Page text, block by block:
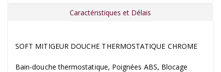
Caractéristiques et Délais
SOFT MITIGEUR DOUCHE THERMOSTATIQUE CHROME
Bain-douche thermostatique, Poignées ABS, Blocage